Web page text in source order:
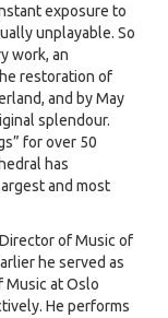
exposure to
unplayable. So
work, an
restoration of
and by May
splendour.
for over 50
has
and most
of Music of
he served as
Music at Oslo
He performs